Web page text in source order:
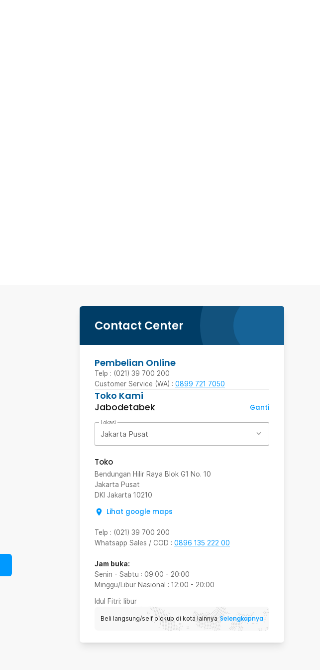
Contact Center
Pembelian Online
Telp : (021) 39 700 200
Customer Service (WA) : 0899 721 7050
Toko Kami
Jabodetabek
Ganti
Lokasi
Jakarta Pusat
Toko
Bendungan Hilir Raya Blok G1 No. 10
Jakarta Pusat
DKI Jakarta 10210
Lihat google maps
Telp : (021) 39 700 200
Whatsapp Sales / COD : 0896 135 222 00
Jam buka:
Senin - Sabtu : 09:00 - 20:00
Minggu/Libur Nasional : 12:00 - 20:00
Idul Fitri: libur
Beli langsung/self pickup di kota lainnya Selengkapnya